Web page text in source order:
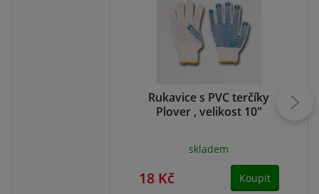
Rukavice s PVC terčíky
Plover , velikost 10"
skladem
18 Kč Koupit